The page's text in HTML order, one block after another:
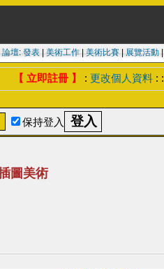
論壇: 發表| 美術工作| 美術比賽| 展覽活動|
【 立即註冊 】 : 更改個人資料 : :
保持登入
圖美術